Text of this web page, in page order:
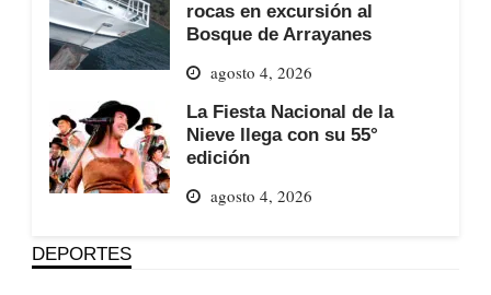
rocas en excursión al
Bosque de Arrayanes
agosto 4, 2026
La Fiesta Nacional de la
Nieve llega con su 55°
edición
agosto 4, 2026
DEPORTES